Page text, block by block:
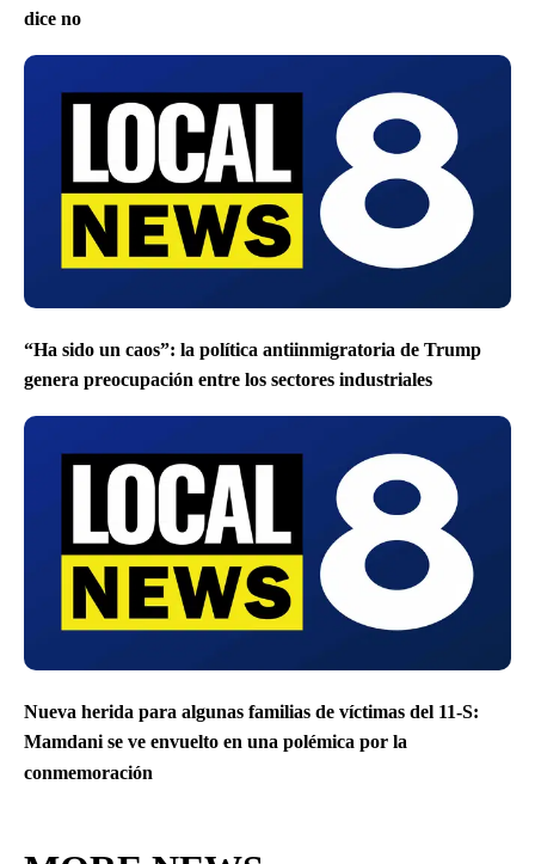
dice no
“Ha sido un caos”: la política antiinmigratoria de Trump
genera preocupación entre los sectores industriales
Nueva herida para algunas familias de víctimas del 11-S:
Mamdani se ve envuelto en una polémica por la
conmemoración